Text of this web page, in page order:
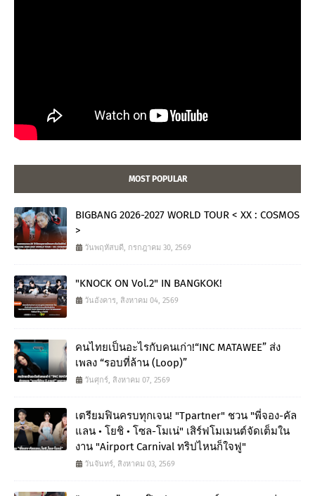
MOST POPULAR
BIGBANG 2026-2027 WORLD TOUR < XX : COSMOS
>
วันพฤหัสบดี, กรกฎาคม 30, 2569
"KNOCK ON Vol.2" IN BANGKOK!
วันอังคาร, สิงหาคม 04, 2569
คนไทยเป็นอะไรกับคนเก่า!“INC MATAWEE” ส่ง
เพลง “รอบที่ล้าน (Loop)”
วันศุกร์, สิงหาคม 07, 2569
เตรียมฟินครบทุกเจน! "Tpartner" ชวน "พี่จอง-คัล
แลน • โยชิ • โซล-โมเน่" เสิร์ฟโมเมนต์จัดเต็มใน
งาน "Airport Carnival ทริปไหนก็ใจฟู"
วันจันทร์, สิงหาคม 03, 2569